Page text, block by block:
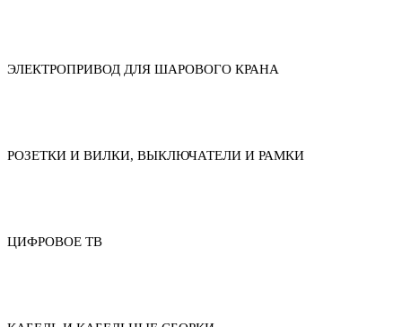
ЭЛЕКТРОПРИВОД ДЛЯ ШАРОВОГО КРАНА
РОЗЕТКИ И ВИЛКИ, ВЫКЛЮЧАТЕЛИ И РАМКИ
ЦИФРОВОЕ ТВ